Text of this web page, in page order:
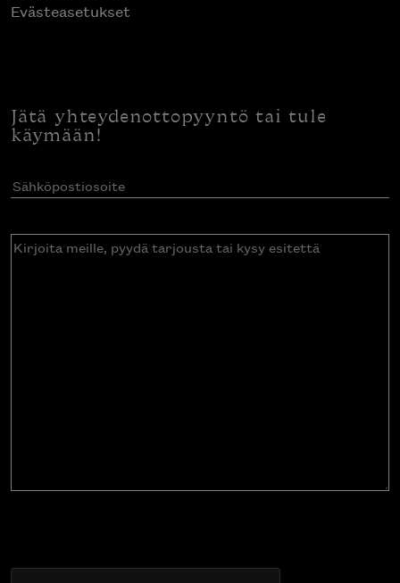
Evästeasetukset
Jätä yhteydenottopyyntö tai tule
käymään!
Sähköpostiosoite(Pakollinen)
Kirjoita